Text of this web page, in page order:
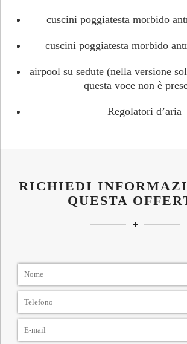
cuscini poggiatesta morbido
cuscini poggiatesta morbido
airpool su sedute (nella versione
questa voce non è
Regolatori d’aria
RICHIEDI
QUESTA